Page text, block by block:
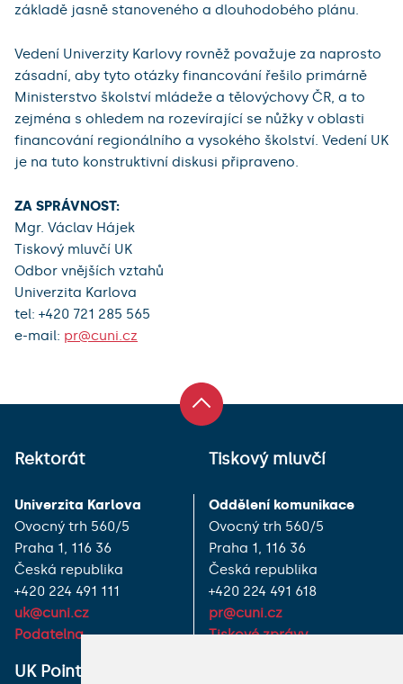
základě jasně stanoveného a dlouhodobého plánu.
Vedení Univerzity Karlovy rovněž považuje za naprosto
zásadní, aby tyto otázky financování řešilo primárně
Ministerstvo školství mládeže a tělovýchovy ČR, a to
zejména s ohledem na rozevírající se nůžky v oblasti
financování regionálního a vysokého školství. Vedení UK
je na tuto konstruktivní diskusi připraveno.
ZA SPRÁVNOST:
Mgr. Václav Hájek
Tiskový mluvčí UK
Odbor vnějších vztahů
Univerzita Karlova
tel: +420 721 285 565
e-mail: pr@cuni.cz
Rektorát
Univerzita Karlova
Ovocný trh 560/5
Praha 1, 116 36
Česká republika
+420 224 491 111
uk@cuni.cz
Podatelna
Tiskový mluvčí
Oddělení komunikace
Ovocný trh 560/5
Praha 1, 116 36
Česká republika
+420 224 491 618
pr@cuni.cz
Tiskové zprávy
UK Point